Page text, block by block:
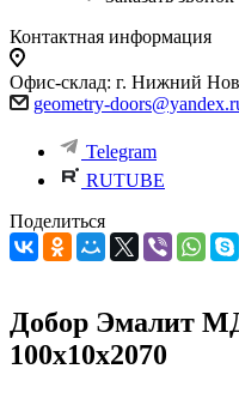
Контактная информация
Офис-склад: г. Нижний
geometry-
Telegram
RUTUBE
Поделиться
Добор Эмалит
100х10х2070